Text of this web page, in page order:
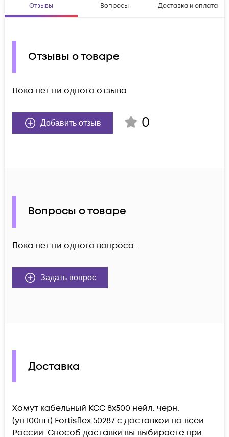
Отзывы Вопросы Доставка и оплата
Отзывы о товаре
Пока нет ни одного отзыва
Добавить отзыв 0
Вопросы о товаре
Пока нет ни одного вопроса.
Задать вопрос
Доставка
Хомут кабельный КСС 8х500 нейл. черн.
(уп.100шт) Fortisflex 50287 c доставкой по всей
России. Способ доставки вы выбираете при